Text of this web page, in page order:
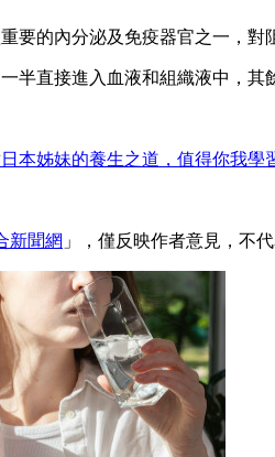
要的內分泌及免疫器官之一，
半直接進入血液和組織液中，
本姊妹的養生之道，值得你我學
新聞網 」，僅反映作者意見，不代